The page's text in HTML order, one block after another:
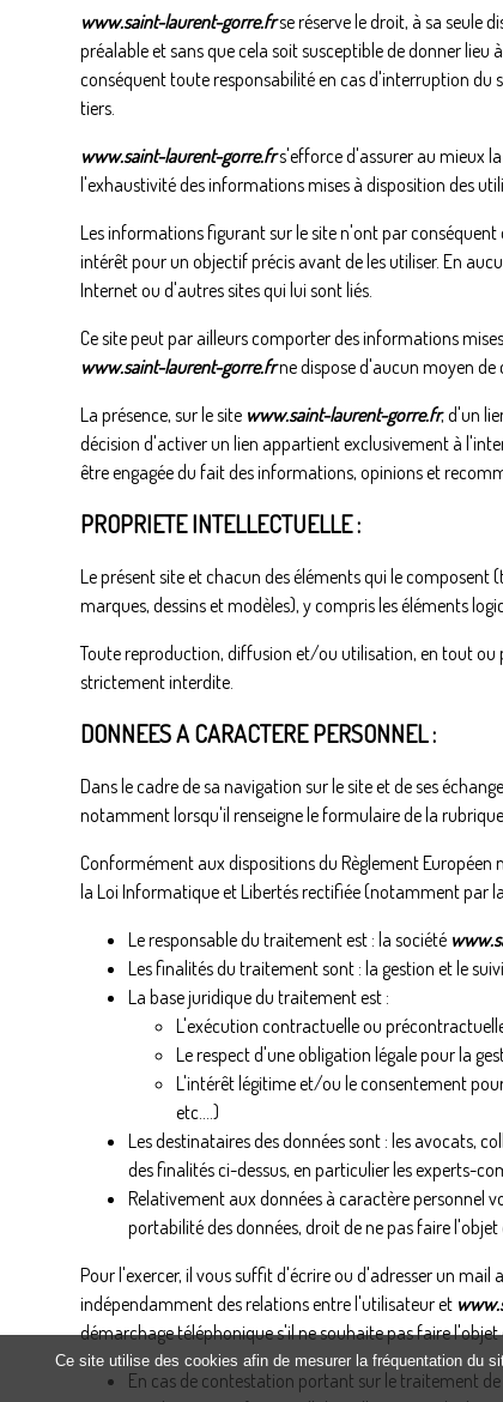
www.saint-laurent-gorre.frse réserve le droit, à sa seule
préalable et sans que cela soit susceptible de donner
conséquent toute responsabilité en cas d'interruption du
tiers.
www.saint-laurent-gorre.frs'efforce d'assurer au mieux
l'exhaustivité des informations mises à disposition des
Les informations figurant sur le site n'ont par
intérêt pour un objectif précis avant de les utiliser. En
Internet ou d'autres sites qui lui sont liés.
Ce site peut par ailleurs comporter des informations
www.saint-laurent-gorre.frne dispose d'aucun moyen
La présence, sur le site www.saint-laurent-gorre.fr, d'un
décision d'activer un lien appartient exclusivement à
être engagée du fait des informations, opinions et
PROPRIETE INTELLECTUELLE :
Le présent site et chacun des éléments qui le composent
marques, dessins et modèles), y compris les éléments
Toute reproduction, diffusion et/ou utilisation, en tout
strictement interdite.
DONNEES A CARACTERE PERSONNEL :
Dans le cadre de sa navigation sur le site et de ses
notamment lorsqu'il renseigne le formulaire de la
Conformément aux dispositions du Règlement Européen
la Loi Informatique et Libertés rectifiée (notamment par
Le responsable du traitement est : la société
Les finalités du traitement sont : la gestion et le
La base juridique du traitement est :
L'exécution contractuelle ou
Le respect d'une obligation légale pour la
L'intérêt légitime et/ou le consentement
etc.…)
Les destinataires des données sont : les avocats,
des finalités ci-dessus, en particulier les experts-
Relativement aux données à caractère personnel
portabilité des données, droit de ne pas faire
Pour l'exercer, il vous suffit d'écrire ou d'adresser un
indépendamment des relations entre l'utilisateur et
démarchage téléphonique s'il ne souhaite pas faire
En cas de contestation portant sur le traitement
Ce site utilise des cookies afin de mesurer la fréquentation du